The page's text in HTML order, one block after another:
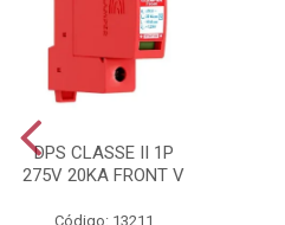
DPS CLASSE II 1P
275V 20KA FRONT V
Código: 13211